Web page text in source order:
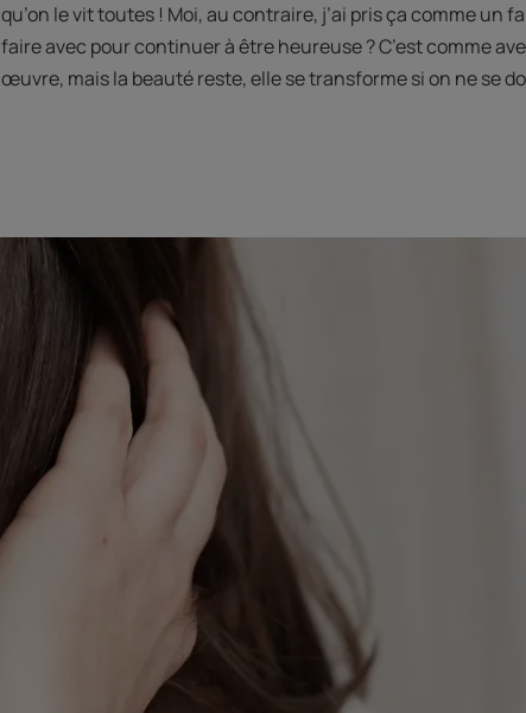
qu’on le vit toutes ! Moi, au contraire, j’ai pris ça comme un
faire avec pour continuer à être heureuse ? C’est comme
œuvre, mais la beauté reste, elle se transforme si on ne se